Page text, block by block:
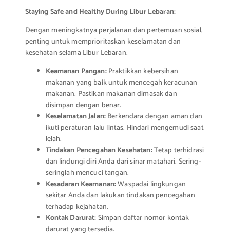
Staying Safe and Healthy During Libur Lebaran:
Dengan meningkatnya perjalanan dan pertemuan sosial,
penting untuk memprioritaskan keselamatan dan
kesehatan selama Libur Lebaran.
Keamanan Pangan:Praktikkan kebersihan
makanan yang baik untuk mencegah keracunan
makanan. Pastikan makanan dimasak dan
disimpan dengan benar.
Keselamatan Jalan:Berkendara dengan aman dan
ikuti peraturan lalu lintas. Hindari mengemudi saat
lelah.
Tindakan Pencegahan Kesehatan:Tetap terhidrasi
dan lindungi diri Anda dari sinar matahari. Sering-
seringlah mencuci tangan.
Kesadaran Keamanan:Waspadai lingkungan
sekitar Anda dan lakukan tindakan pencegahan
terhadap kejahatan.
Kontak Darurat:Simpan daftar nomor kontak
darurat yang tersedia.